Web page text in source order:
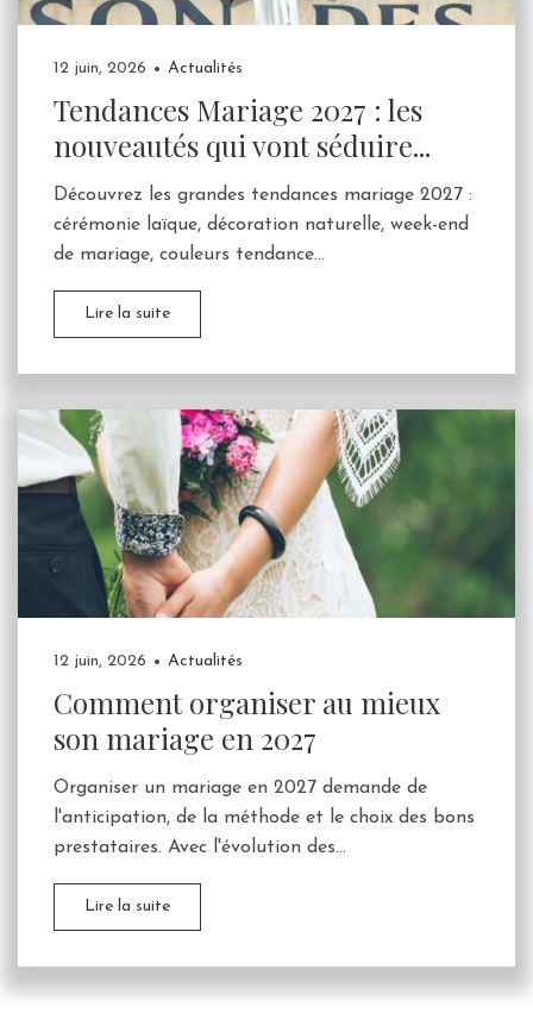
12 juin, 2026 Actualités
Tendances Mariage 2027 : les
nouveautés qui vont séduire...
Découvrez les grandes tendances mariage 2027 :
cérémonie laïque, décoration naturelle, week-end
de mariage, couleurs tendance...
Lire la suite
12 juin, 2026 Actualités
Comment organiser au mieux
son mariage en 2027
Organiser un mariage en 2027 demande de
l'anticipation, de la méthode et le choix des bons
prestataires. Avec l'évolution des...
Lire la suite